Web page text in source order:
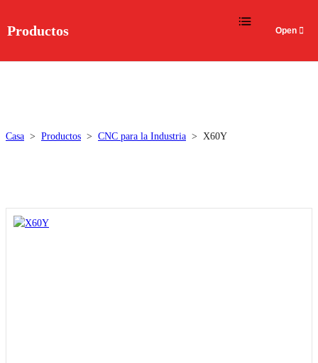
Casa > Productos > CNC para la Industria > X60Y
Productos